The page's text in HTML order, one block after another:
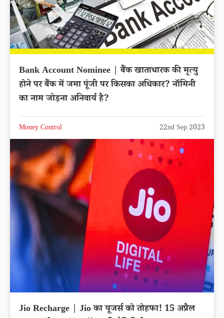
Bank Account Nominee | बैंक खाताधारक की मृत्यु
होने पर बैंक में जमा पूंजी पर किसका अधिकार? नॉमिनी
का नाम जोड़ना अनिवार्य है?
Money Control 22nd Sep 2023
Jio Recharge | Jio का यूजर्स को तोहफा! 15 अप्रैल